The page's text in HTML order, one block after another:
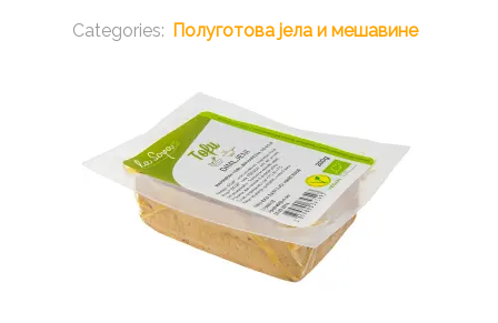
Полуготова јела и мешавине